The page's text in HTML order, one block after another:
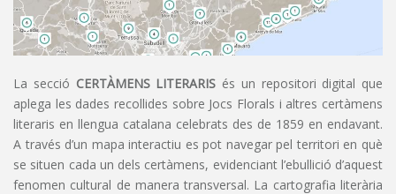
La secció CERTÀMENS LITERARIS és un repositori digital que
aplega les dades recollides sobre Jocs Florals i altres certàmens
literaris en llengua catalana celebrats des de 1859 en endavant.
A través d’un mapa interactiu es pot navegar pel territori en què
se situen cada un dels certàmens, evidenciant l’ebullició d’aquest
fenomen cultural de manera transversal. La cartografia literària